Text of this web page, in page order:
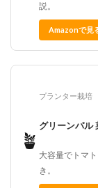
説。
Amazonで見
🪴
プランター栽培
グリーンパル
大容量でトマ
き。